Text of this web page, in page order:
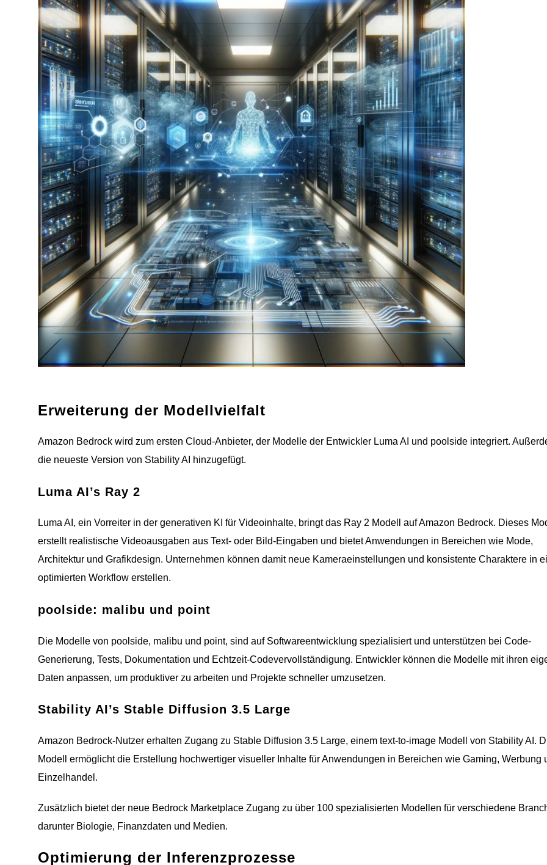
Erweiterung der Modellvielfalt
Amazon Bedrock wird zum ersten Cloud-Anbieter, der Modelle der Entwickler Luma AI und poolside integriert.
die neueste Version von Stability AI hinzugefügt.
Luma AI’s Ray 2
Luma AI, ein Vorreiter in der generativen KI für Videoinhalte, bringt das Ray 2 Modell auf Amazon Bedrock. Dieses
erstellt realistische Videoausgaben aus Text- oder Bild-Eingaben und bietet Anwendungen in Bereichen wie Mode,
Architektur und Grafikdesign. Unternehmen können damit neue Kameraeinstellungen und konsistente Charaktere in
optimierten Workflow erstellen.
poolside: malibu und point
Die Modelle von poolside, malibu und point, sind auf Softwareentwicklung spezialisiert und unterstützen bei Code-
Generierung, Tests, Dokumentation und Echtzeit-Codevervollständigung. Entwickler können die Modelle mit ihren
Daten anpassen, um produktiver zu arbeiten und Projekte schneller umzusetzen.
Stability AI’s Stable Diffusion 3.5 Large
Amazon Bedrock-Nutzer erhalten Zugang zu Stable Diffusion 3.5 Large, einem text-to-image Modell von Stability AI.
Modell ermöglicht die Erstellung hochwertiger visueller Inhalte für Anwendungen in Bereichen wie Gaming, Werbung
Einzelhandel.
Zusätzlich bietet der neue Bedrock Marketplace Zugang zu über 100 spezialisierten Modellen für verschiedene
darunter Biologie, Finanzdaten und Medien.
Optimierung der Inferenzprozesse